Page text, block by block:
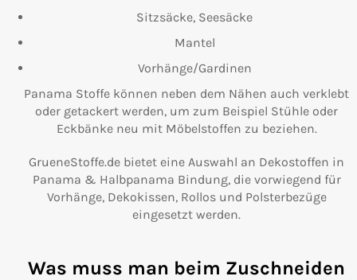
Sitzsäcke, Seesäcke
Mantel
Vorhänge/Gardinen
Panama Stoffe können neben dem Nähen auch verklebt
oder getackert werden, um zum Beispiel Stühle oder
Eckbänke neu mit Möbelstoffen zu beziehen.
GrueneStoffe.de bietet eine Auswahl an Dekostoffen in
Panama & Halbpanama Bindung, die vorwiegend für
Vorhänge, Dekokissen, Rollos und Polsterbezüge
eingesetzt werden.
Was muss man beim Zuschneiden